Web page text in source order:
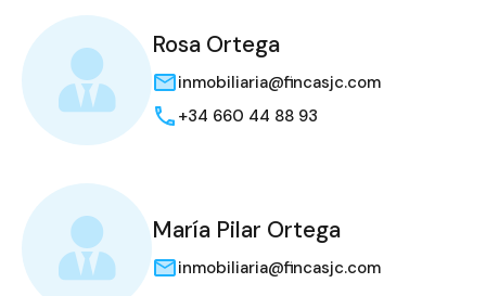
Rosa Ortega
inmobiliaria@fincasjc.com
+34 660 44 88 93
María Pilar Ortega
inmobiliaria@fincasjc.com